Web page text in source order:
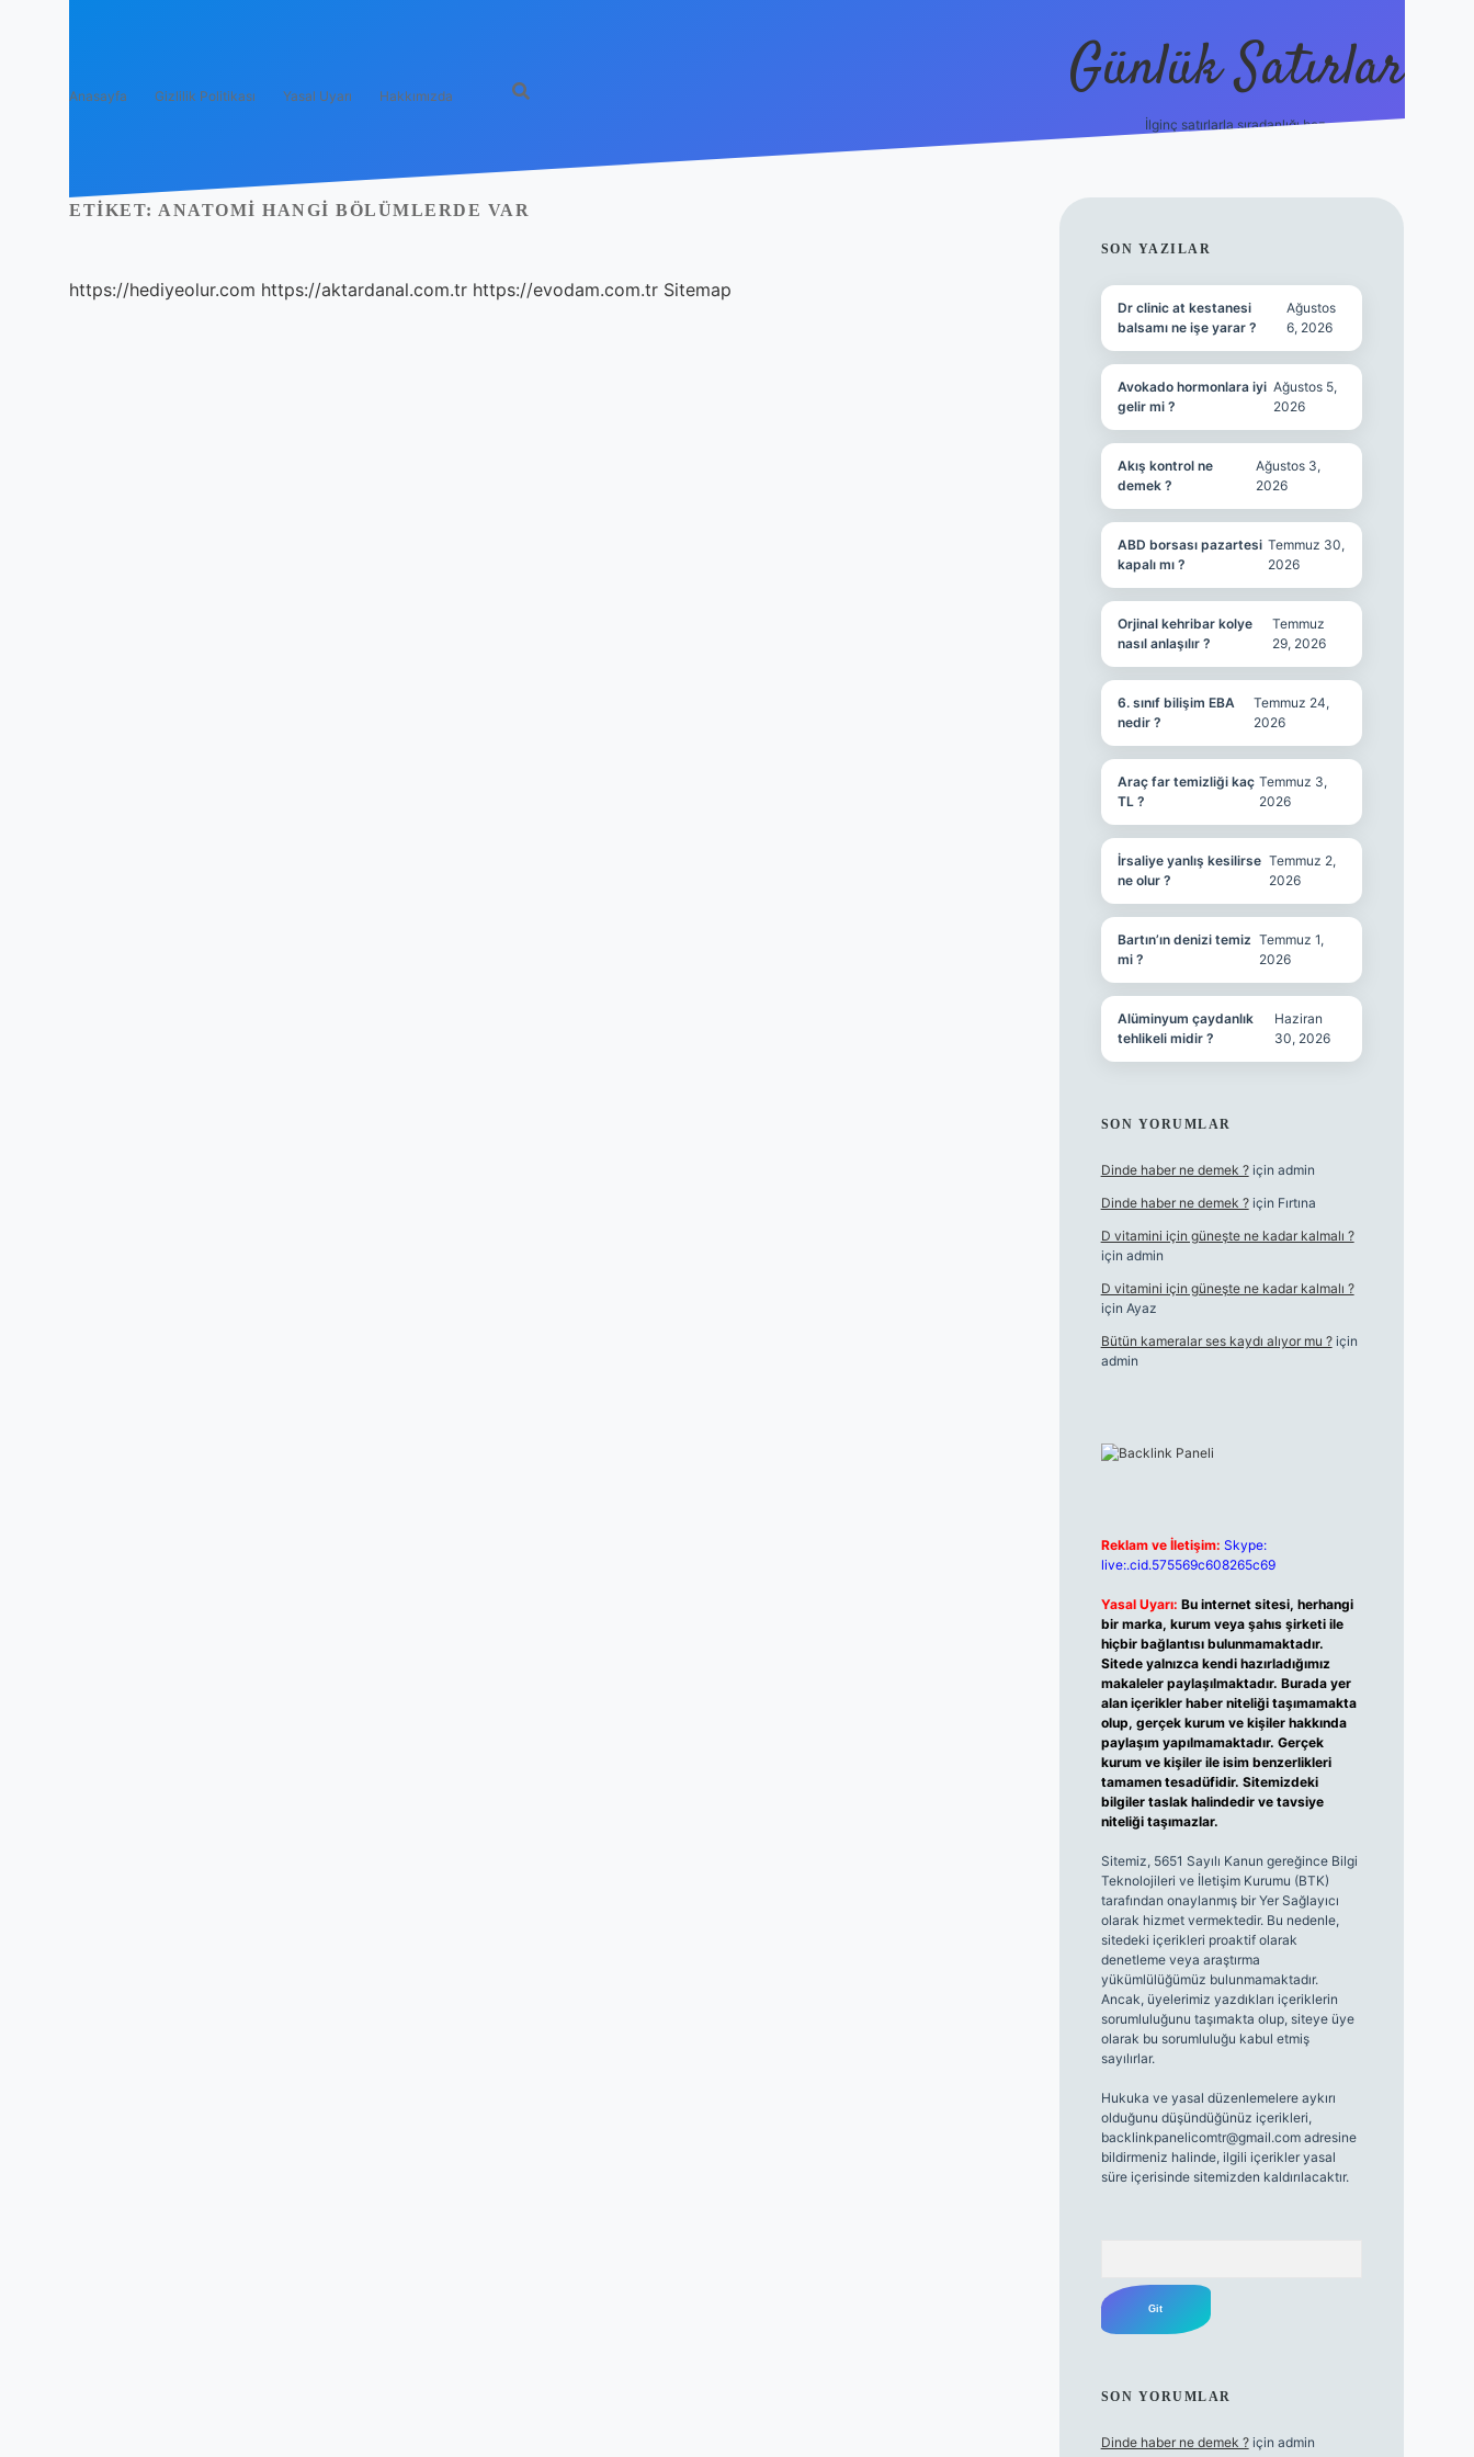
Anasayfa Gizlilik Politikası Yasal Uyarı Hakkımızda Günlük Satırlar
İlginç satırlarla sıradanlığı boz.
ETIKET: ANATOMI HANGI BÖLÜMLERDE VAR
https://hediyeolur.com https://aktardanal.com.tr https://evodam.com.tr Sitemap
SIDEBAR
SON YAZILAR
Dr clinic at kestanesi
balsamı ne işe yarar ?
Ağustos
6, 2026
Avokado hormonlara iyi
gelir mi ?
Ağustos 5,
2026
Akış kontrol ne
demek ?
Ağustos 3,
2026
ABD borsası pazartesi
kapalı mı ?
Temmuz 30,
2026
Orjinal kehribar kolye
nasıl anlaşılır ?
Temmuz
29, 2026
6. sınıf bilişim EBA
nedir ?
Temmuz 24,
2026
Araç far temizliği kaç
TL ?
Temmuz 3,
2026
İrsaliye yanlış kesilirse
ne olur ?
Temmuz 2,
2026
Bartın’ın denizi temiz
mi ?
Temmuz 1,
2026
Alüminyum çaydanlık
tehlikeli midir ?
Haziran
30, 2026
SON YORUMLAR
Dinde haber ne demek ?için admin
Dinde haber ne demek ?için Fırtına
D vitamini için güneşte ne kadar kalmalı ?
için admin
D vitamini için güneşte ne kadar kalmalı ?
için Ayaz
Bütün kameralar ses kaydı alıyor mu ?için
admin
Reklam ve İletişim: Skype:
live:.cid.575569c608265c69
Yasal Uyarı: Bu internet sitesi, herhangi
bir marka, kurum veya şahıs şirketi ile
hiçbir bağlantısı bulunmamaktadır.
Sitede yalnızca kendi hazırladığımız
makaleler paylaşılmaktadır. Burada yer
alan içerikler haber niteliği taşımamakta
olup, gerçek kurum ve kişiler hakkında
paylaşım yapılmamaktadır. Gerçek
kurum ve kişiler ile isim benzerlikleri
tamamen tesadüfidir. Sitemizdeki
bilgiler taslak halindedir ve tavsiye
niteliği taşımazlar.
Sitemiz, 5651 Sayılı Kanun gereğince Bilgi
Teknolojileri ve İletişim Kurumu (BTK)
tarafından onaylanmış bir Yer Sağlayıcı
olarak hizmet vermektedir. Bu nedenle,
sitedeki içerikleri proaktif olarak
denetleme veya araştırma
yükümlülüğümüz bulunmamaktadır.
Ancak, üyelerimiz yazdıkları içeriklerin
sorumluluğunu taşımakta olup, siteye üye
olarak bu sorumluluğu kabul etmiş
sayılırlar.
Hukuka ve yasal düzenlemelere aykırı
olduğunu düşündüğünüz içerikleri,
backlinkpanelicomtr@gmail.comadresine
bildirmeniz halinde, ilgili içerikler yasal
süre içerisinde sitemizden kaldırılacaktır.
SON YORUMLAR
Dinde haber ne demek ?için admin
betci giriş